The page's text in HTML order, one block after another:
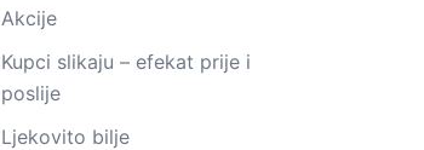
Akcije
Kupci slikaju – efekat prije i
poslije
Ljekovito bilje